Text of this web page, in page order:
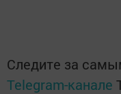
Следите за
Telegram-канале